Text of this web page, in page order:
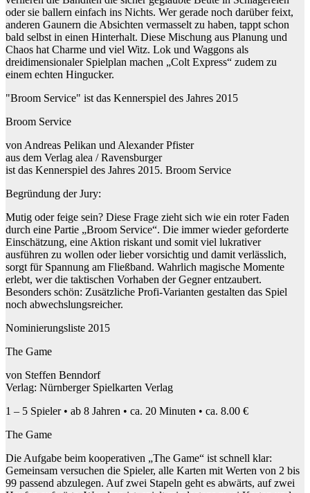
oder sie ballern einfach ins Nichts. Wer gerade noch darüber feixt,
anderen Gaunern die Absichten vermasselt zu haben, tappt schon
bald selbst in einen Hinterhalt. Diese Mischung aus Planung und
Chaos hat Charme und viel Witz. Lok und Waggons als
dreidimensionaler Spielplan machen „Colt Express“ zudem zu
einem echten Hingucker.
"Broom Service" ist das Kennerspiel des Jahres 2015
Broom Service
von Andreas Pelikan und Alexander Pfister
aus dem Verlag alea / Ravensburger
ist das Kennerspiel des Jahres 2015. Broom Service
Begründung der Jury:
Mutig oder feige sein? Diese Frage zieht sich wie ein roter Faden
durch eine Partie „Broom Service“. Die immer wieder geforderte
Einschätzung, eine Aktion riskant und somit viel lukrativer
ausführen zu wollen oder lieber vorsichtig und damit verlässlich,
sorgt für Spannung am Fließband. Wahrlich magische Momente
erlebt, wer die taktischen Vorhaben der Gegner entzaubert.
Besonders schön: Zusätzliche Profi-Varianten gestalten das Spiel
noch abwechslungsreicher.
Nominierungsliste 2015
The Game
von Steffen Benndorf
Verlag: Nürnberger Spielkarten Verlag
1 – 5 Spieler • ab 8 Jahren • ca. 20 Minuten • ca. 8.00 €
The Game
Die Aufgabe beim kooperativen „The Game“ ist schnell klar:
Gemeinsam versuchen die Spieler, alle Karten mit Werten von 2 bis
99 passend abzulegen. Auf zwei Stapeln geht es abwärts, auf zwei